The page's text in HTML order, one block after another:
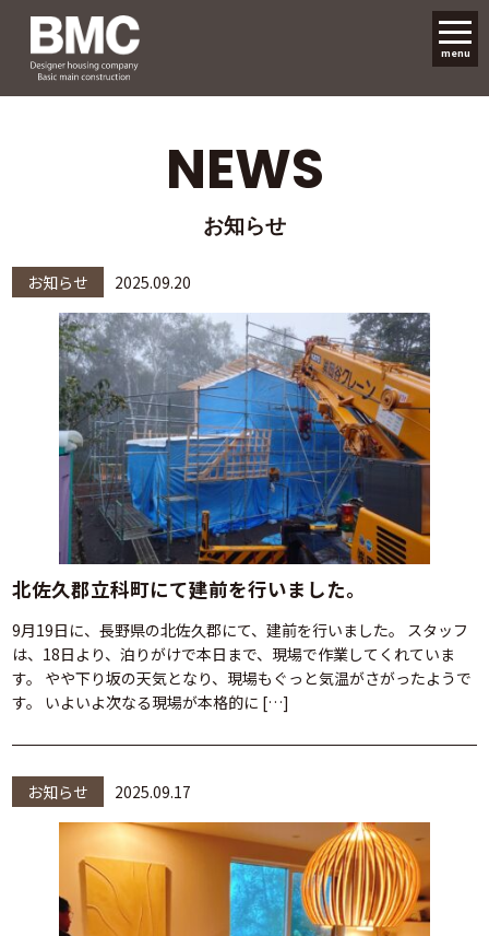
menu
NEWS
お知らせ
お知らせ 2025.09.20
北佐久郡立科町にて建前を行いました。
9月19日に、長野県の北佐久郡にて、建前を行いました。 スタッフ
は、18日より、泊りがけで本日まで、現場で作業してくれていま
す。 やや下り坂の天気となり、現場もぐっと気温がさがったようで
す。 いよいよ次なる現場が本格的に […]
お知らせ 2025.09.17